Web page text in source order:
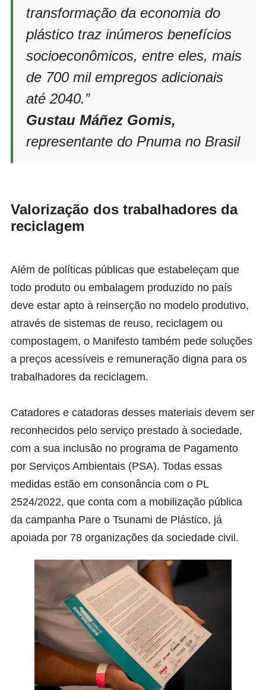
transformação da economia do
plástico traz inúmeros benefícios
socioeconômicos, entre eles, mais
de 700 mil empregos adicionais
até 2040.”
Gustau Máñez Gomis,
representante do Pnuma no Brasil
Valorização dos trabalhadores da
reciclagem
Além de políticas públicas que estabeleçam que
todo produto ou embalagem produzido no país
deve estar apto à reinserção no modelo produtivo,
através de sistemas de reuso, reciclagem ou
compostagem, o Manifesto também pede soluções
a preços acessíveis e remuneração digna para os
trabalhadores da reciclagem.
Catadores e catadoras desses materiais devem ser
reconhecidos pelo serviço prestado à sociedade,
com a sua inclusão no programa de Pagamento
por Serviços Ambientais (PSA). Todas essas
medidas estão em consonância com o PL
2524/2022, que conta com a mobilização pública
da campanha Pare o Tsunami de Plástico, já
apoiada por 78 organizações da sociedade civil.